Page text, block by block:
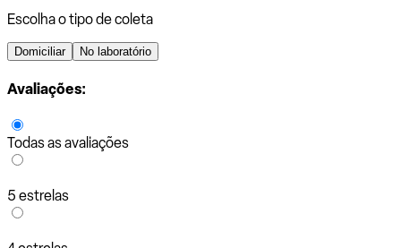
Escolha o tipo de coleta
Domiciliar No laboratório
Avaliações:
Todas as avaliações
5 estrelas